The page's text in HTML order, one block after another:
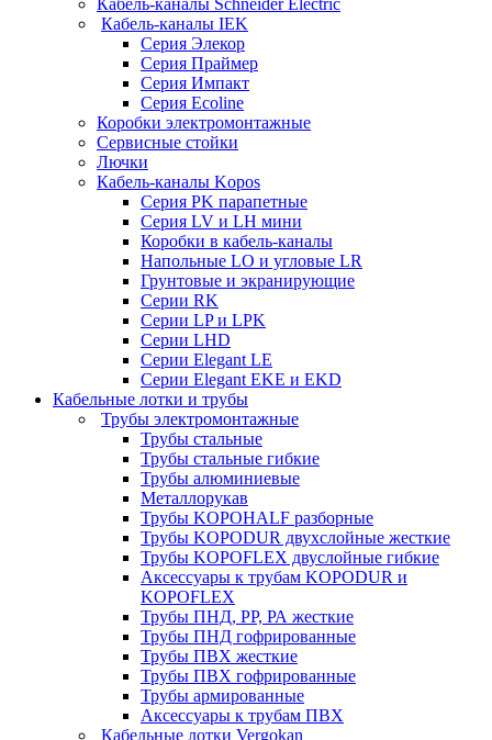
Кабель-каналы IEK
Серия Элекор
Серия Праймер
Серия Импакт
Серия Ecoline
Коробки электромонтажные
Сервисные стойки
Лючки
Кабель-каналы Kopos
Серия PK парапетные
Серия LV и LH мини
Коробки в кабель-каналы
Напольные LO и угловые LR
Грунтовые и экранирующие
Серии RK
Серии LP и LPK
Серии LHD
Серии Elegant LE
Серии Elegant EKE и EKD
Кабельные лотки и трубы
Трубы электромонтажные
Трубы стальные
Трубы стальные гибкие
Трубы алюминиевые
Металлорукав
Трубы KOPOHALF разборные
Трубы KOPODUR двухслойные жесткие
Трубы KOPOFLEX двуслойные гибкие
Аксессуары к трубам KOPODUR и
KOPOFLEX
Трубы ПНД, РР, РА жесткие
Трубы ПНД гофрированные
Трубы ПВХ жесткие
Трубы ПВХ гофрированные
Трубы армированные
Аксессуары к трубам ПВХ
Кабельные лотки Vergokan